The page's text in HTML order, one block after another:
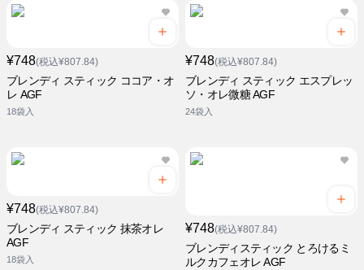
¥748(税込¥807.84)
ブレンディ スティック ココア・オ
レ AGF
18袋入
¥748(税込¥807.84)
ブレンディ スティック エスプレッ
ソ・オレ微糖 AGF
24袋入
¥748(税込¥807.84)
ブレンディ スティック 抹茶オレ
AGF
18袋入
¥748(税込¥807.84)
ブレンディスティック とろけるミ
ルクカフェオレ AGF